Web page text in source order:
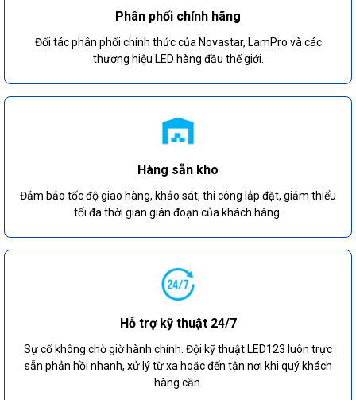
Phân phối chính hãng
Đối tác phân phối chính thức của Novastar, LamPro và các
thương hiệu LED hàng đầu thế giới.
Hàng sẵn kho
Đảm bảo tốc độ giao hàng, khảo sát, thi công lắp đặt, giảm thiểu
tối đa thời gian gián đoạn của khách hàng.
Hỗ trợ kỹ thuật 24/7
Sự cố không chờ giờ hành chính. Đội kỹ thuật LED123 luôn trực
sẵn phản hồi nhanh, xử lý từ xa hoặc đến tận nơi khi quý khách
hàng cần.